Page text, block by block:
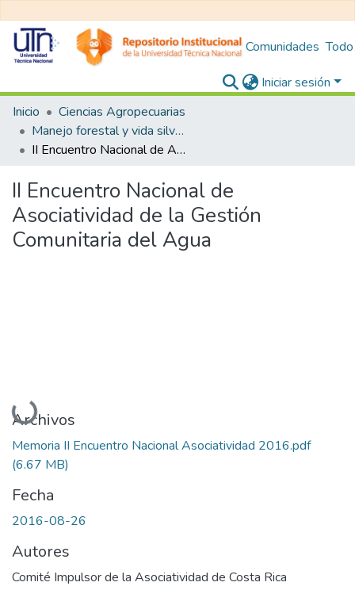
Comunidades
Iniciar sesión
Inicio
Ciencias Agropecuarias
Manejo forestal y vida silvestre
II Encuentro Nacional de Asociatividad de la Gestión Comunitaria del Agua
II Encuentro Nacional de
Asociatividad de la Gestión
Comunitaria del Agua
Cargando...
Archivos
Memoria II Encuentro Nacional Asociatividad 2016.pdf
(6.67 MB)
Fecha
2016-08-26
Autores
Comité Impulsor de la Asociatividad de Costa Rica